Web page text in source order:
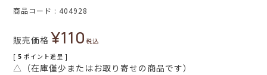
商品コード 404928
販売価格 ¥110税込
[ 5 ポイント進呈 ]
△（在庫僅少またはお取り寄せの商品です）